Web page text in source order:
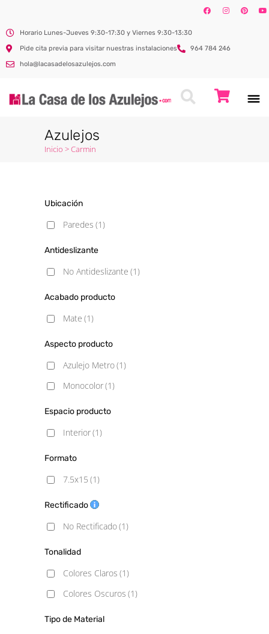
Horario Lunes-Jueves 9:30-17:30 y Viernes 9:30-13:30
Pide cita previa para visitar nuestras instalaciones
964 784 246
hola@lacasadelosazulejos.com
Azulejos
Inicio >Carmin
Ubicación
Paredes (1)
Antideslizante
No Antideslizante (1)
Acabado producto
Mate (1)
Aspecto producto
Azulejo Metro(1)
Monocolor(1)
Espacio producto
Interior(1)
Formato
7.5x15 (1)
Rectificado
No Rectificado(1)
Tonalidad
Colores Claros (1)
Colores Oscuros (1)
Tipo de Material